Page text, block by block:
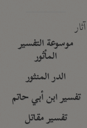
آثار
موسوعة التفسير
المأثور
الدر المنثور
تفسير ابن أبي حاتم
تفسير مقاتل